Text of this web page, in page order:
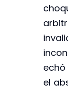
echó
el